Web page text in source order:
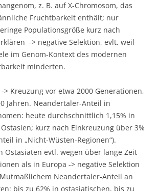
z. B. auf X-Chromosom, das
Fruchtbarkeit enthält; nur
Populationsgröße kurz nach
-> negative Selektion, evlt. weil
im Genom-Kontext des modernen
minderten.
> Kreuzung vor etwa 2000 Generationen,
Jahren. Neandertaler-Anteil in
heute durchschnittlich 1,15% in
kurz nach Einkreuzung über 3%
in „Nicht-Wüsten-Regionen“).
Ostasiaten evtl. wegen über lange Zeit
als in Europa -> negative Selektion
Neandertaler-Anteil an
bis zu 62% in ostasiatischen, bis zu